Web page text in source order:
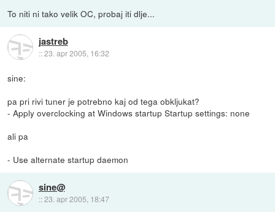
To niti ni tako velik OC, probaj iti dlje...
jastreb
::23. apr 2005, 16:32
sine:
pa pri rivi tuner je potrebno kaj od tega obkljukat?
- Apply overclocking at Windows startup Startup settings: none
ali pa
- Use alternate startup daemon
sine@
::23. apr 2005, 18:47